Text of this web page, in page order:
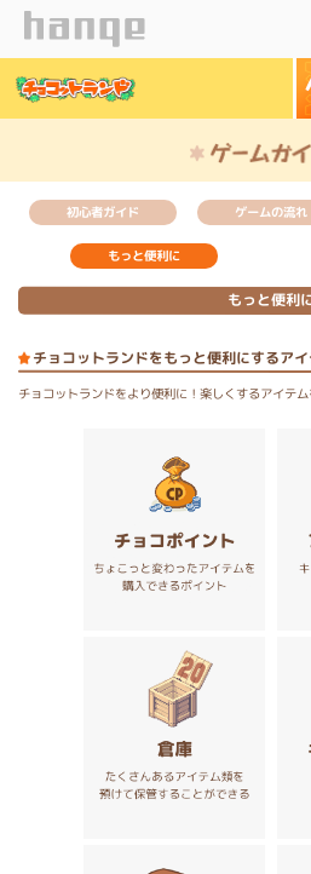
初心者ガイド ゲームの流れ
もっと便利に
もっと便利
チョコットランドをもっと便利にするア
チョコットランドをより便利に！楽しくするアイテム